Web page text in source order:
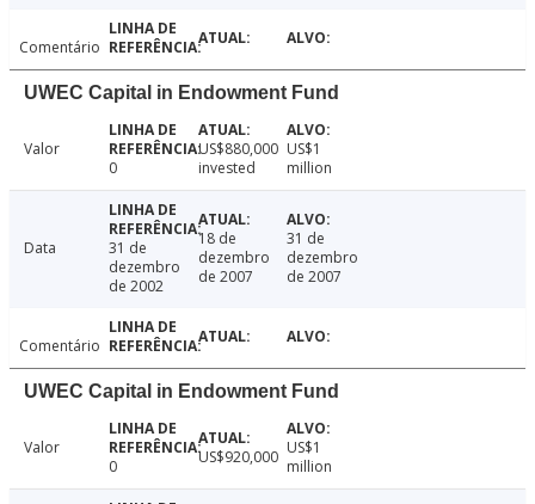
Comentário
UWEC Capital in Endowment Fund
Valor
0
US$880,000
invested
US$1
million
Data
31 de
dezembro
de 2002
18 de
dezembro
de 2007
31 de
dezembro
de 2007
Comentário
UWEC Capital in Endowment Fund
Valor
0
US$920,000 US$1
million